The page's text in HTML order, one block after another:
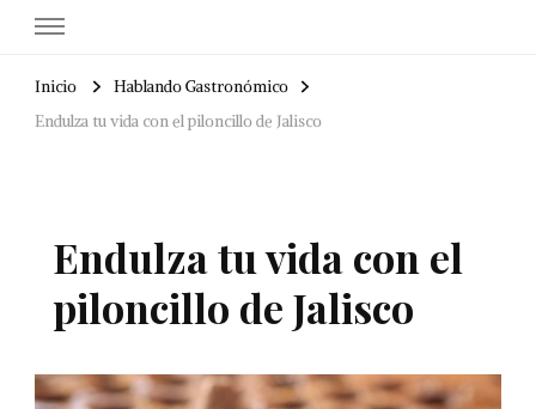
Inicio
Hablando Gastronómico
Endulza tu vida con el piloncillo de Jalisco
Endulza tu vida con el
piloncillo de Jalisco